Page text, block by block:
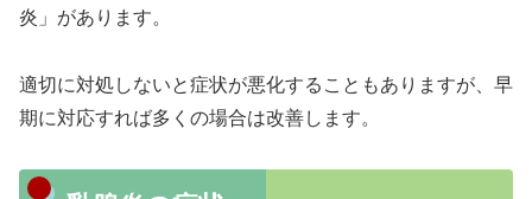
炎」があります。
適切に対処しないと症状が悪化することもありますが、早
期に対応すれば多くの場合は改善します。